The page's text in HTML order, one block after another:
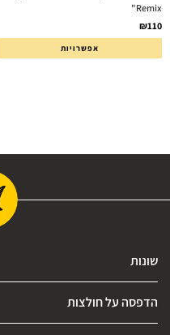
Remix"
₪110
אפשרויות
שונות
הדפסה על חולצות